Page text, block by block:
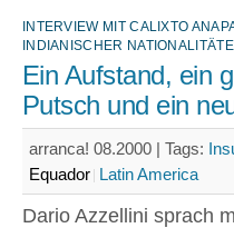
INTERVIEW MIT CALIXTO
INDIANISCHER
Ein Aufstand, ein
Putsch und ein
arranca! 08.2000 | Tags:
Equador Latin America
Dario Azzellini sprach